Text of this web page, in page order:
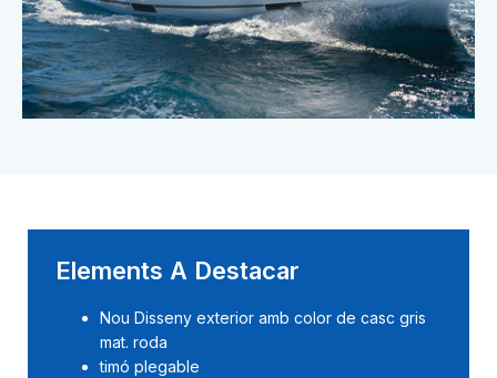
Elements A Destacar
Nou Disseny exterior amb color de casc gris
mat. roda
timó plegable